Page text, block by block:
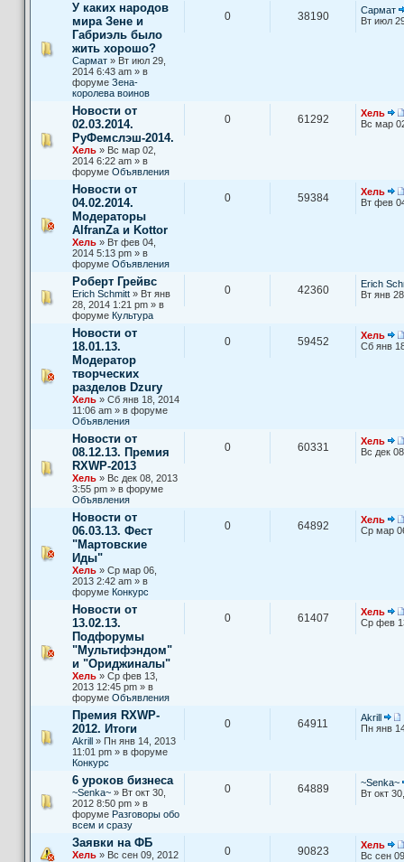
У каких народов
мира Зене и
Габриэль было
жить хорошо?
Сармат » Вт июл 29,
2014 6:43 am » в
форуме Зена-
королева воинов
0 38190
Сармат
Вт июл
Новости от
02.03.2014.
РуФемслэш-2014.
Хель » Вс мар 02,
2014 6:22 am » в
форуме Объявления
0 61292
Хель
Вс мар
Новости от
04.02.2014.
Модераторы
AlfranZa и Kottor
Хель » Вт фев 04,
2014 5:13 pm » в
форуме Объявления
0 59384
Хель
Вт фев
Роберт Грейвс
Erich Schmitt » Вт янв
28, 2014 1:21 pm » в
форуме Культура
0 42360
Erich
Вт янв
Новости от
18.01.13.
Модератор
творческих
разделов Dzury
Хель » Сб янв 18, 2014
11:06 am » в форуме
Объявления
0 59452
Хель
Сб янв
Новости от
08.12.13. Премия
RXWP-2013
Хель » Вс дек 08, 2013
3:55 pm » в форуме
Объявления
0 60331
Хель
Вс дек
Новости от
06.03.13. Фест
"Мартовские
Иды"
Хель » Ср мар 06,
2013 2:42 am » в
форуме Конкурс
0 64892
Хель
Ср мар
Новости от
13.02.13.
Подфорумы
"Мультифэндом"
и "Ориджиналы"
Хель » Ср фев 13,
2013 12:45 pm » в
форуме Объявления
0 61407
Хель
Ср фев
Премия RXWP-
2012. Итоги
Akrill » Пн янв 14, 2013
11:01 pm » в форуме
Конкурс
0 64911
Akrill
т
к
Пн янв
6 уроков бизнеса
~Senka~ » Вт окт 30,
2012 8:50 pm » в
форуме Разговоры обо
всем и сразу
0 64889
~Senka~
Вт окт
Заявки на ФБ
Хель » Вс сен 09, 2012
0 90823
Хель
Вс сен